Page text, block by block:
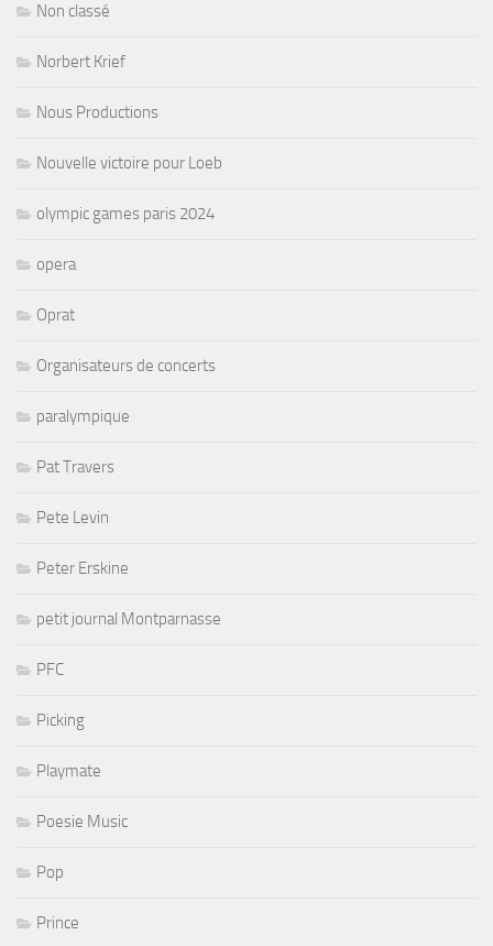
Non classé
Norbert Krief
Nous Productions
Nouvelle victoire pour Loeb
olympic games paris 2024
opera
Oprat
Organisateurs de concerts
paralympique
Pat Travers
Pete Levin
Peter Erskine
petit journal Montparnasse
PFC
Picking
Playmate
Poesie Music
Pop
Prince